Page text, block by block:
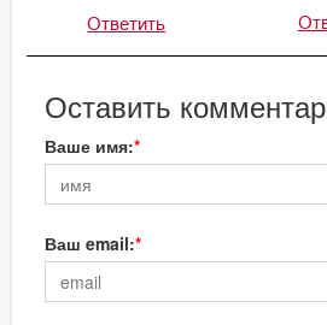
Ответить
Оставить
Ваше имя:
Ваш email: